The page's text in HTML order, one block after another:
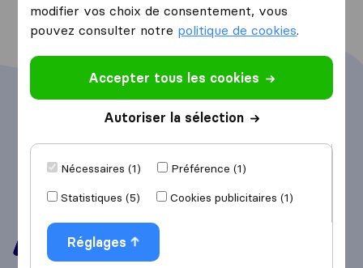
modifier vos choix de consentement, vous
pouvez consulter notre politique de cookies.
Accepter tous les cookies
Autoriser la sélection
Nécessaires (1)
Préférence (1)
Statistiques (5)
Cookies publicitaires (1)
Réglages